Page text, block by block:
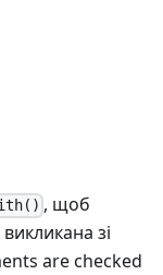
, щоб
зі
are checked